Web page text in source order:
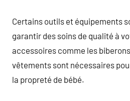
Certains outils et équipements
garantir des soins de qualité à
accessoires comme les
vêtements sont nécessaires
la propreté de bébé.